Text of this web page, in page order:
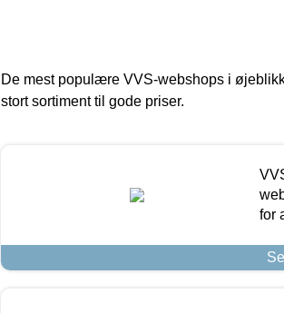
De mest populære VVS-webshops i
stort sortiment til gode priser.
for